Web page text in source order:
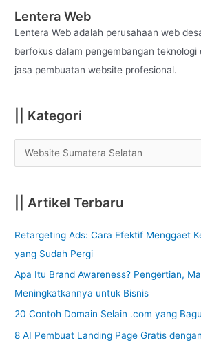
c
h
f
o
Lentera Web
Lentera Web adalah perusahaan web
berfokus dalam pengembangan
jasa pembuatan website profesional.
|| Kategori
|| Artikel Terbaru
Retargeting Ads: Cara Efektif Menggaet
yang Sudah Pergi
Apa Itu Brand Awareness? Pengertian,
Meningkatkannya untuk Bisnis
20 Contoh Domain Selain .com yang
8 AI Pembuat Landing Page Gratis